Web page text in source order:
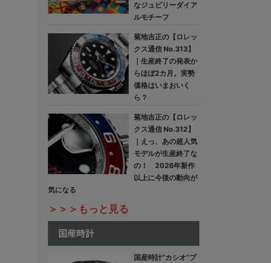
なジュビリーダイア
ルモチーフ
菊地吉正の【ロレッ
クス通信 No.313】
｜生産終了の発表か
らほぼ2カ月。実勢
価格はいまおいく
ら？
菊地吉正の【ロレッ
クス通信 No.312】
｜えっ、あの超人気
モデルが生産終了な
の！ 2026年新作
以上に今後の動向が
気になる
＞＞＞もっと見る
国産時計
国産時計“カシオ”プ